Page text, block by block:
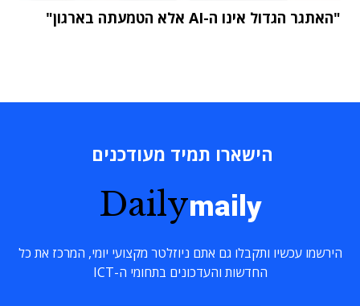
"האתגר הגדול אינו ה-AI אלא הטמעתה בארגון"
הישארו תמיד מעודכנים
Dailymaily
הירשמו עכשיו ותקבלו גם אתם ניוזלטר מקצועי יומי, המרכז את כל
החדשות והעדכונים בתחומי ה-ICT